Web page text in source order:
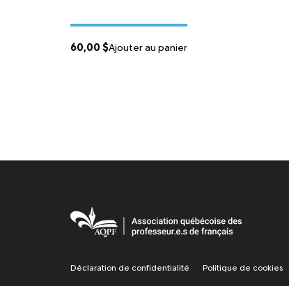
60,00 $Ajouter au panier
Déclaration de confidentialité Politique de cookies